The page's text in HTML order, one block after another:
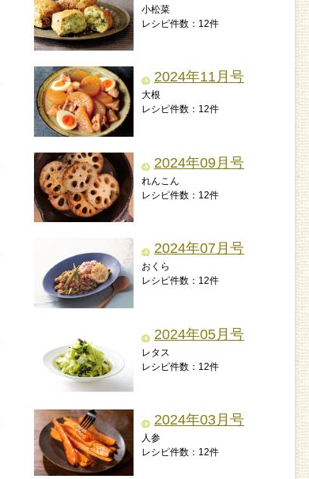
小松菜
レシピ件数：12件
2024年11月号
大根
レシピ件数：12件
2024年09月号
れんこん
レシピ件数：12件
2024年07月号
おくら
レシピ件数：12件
2024年05月号
レタス
レシピ件数：12件
2024年03月号
人参
レシピ件数：12件